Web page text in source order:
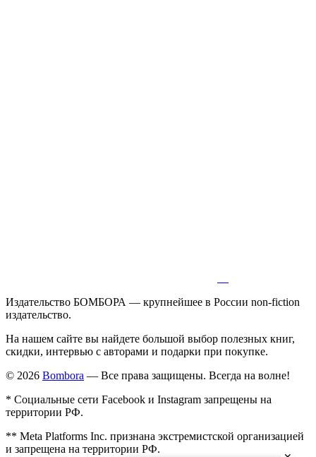
Издательство БОМБОРА — крупнейшее в России non-fiction
издательство.
На нашем сайте вы найдете большой выбор полезных книг,
скидки, интервью с авторами и подарки при покупке.
© 2026 Bombora — Все права защищены. Всегда на волне!
* Социальные сети Facebook и Instagram запрещены на
территории РФ.
** Meta Platforms Inc. признана экстремистской организацией
и запрещена на территории РФ.